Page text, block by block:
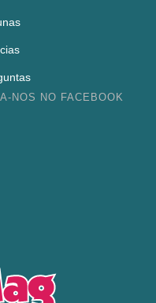
NOS NO FACEBOOK